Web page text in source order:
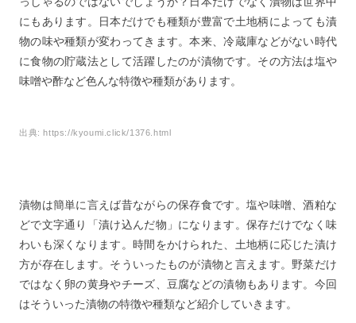
にもあります。日本だけでも種類が豊富で土地柄によっても漬
物の味や種類が変わってきます。本来、冷蔵庫などがない時代
に食物の貯蔵法として活躍したのが漬物です。その方法は塩や
味噌や酢など色んな特徴や種類があります。
出典:https://kyoumi.click/1376.html
漬物は簡単に言えば昔ながらの保存食です。塩や味噌、酒粕な
どで文字通り「漬け込んだ物」になります。保存だけでなく味
わいも深くなります。時間をかけられた、土地柄に応じた漬け
方が存在します。そういったものが漬物と言えます。野菜だけ
ではなく卵の黄身やチーズ、豆腐などの漬物もあります。今回
はそういった漬物の特徴や種類など紹介していきます。